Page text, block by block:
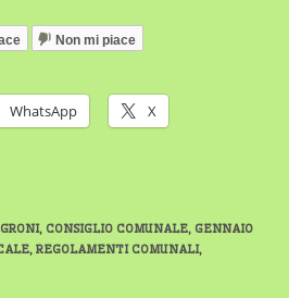
Non mi piace
WhatsApp X
, CONSIGLIO COMUNALE, GENNAIO
, REGOLAMENTI COMUNALI,